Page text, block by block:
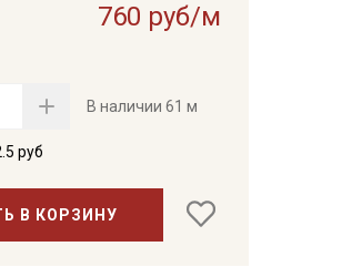
760 руб/м
В наличии 61 м
руб
В КОРЗИНУ